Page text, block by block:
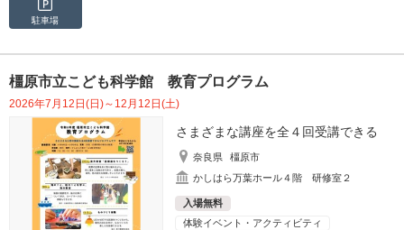
駐車場
橿原市立こども科学館 教育プログラム
2026年7月12日(日)～12月12日(土)
さまざまな講座を全４回受講できる
奈良県
橿原市
かしはら万葉ホール４階 研修室２
入場無料
体験イベント・アクティビティ